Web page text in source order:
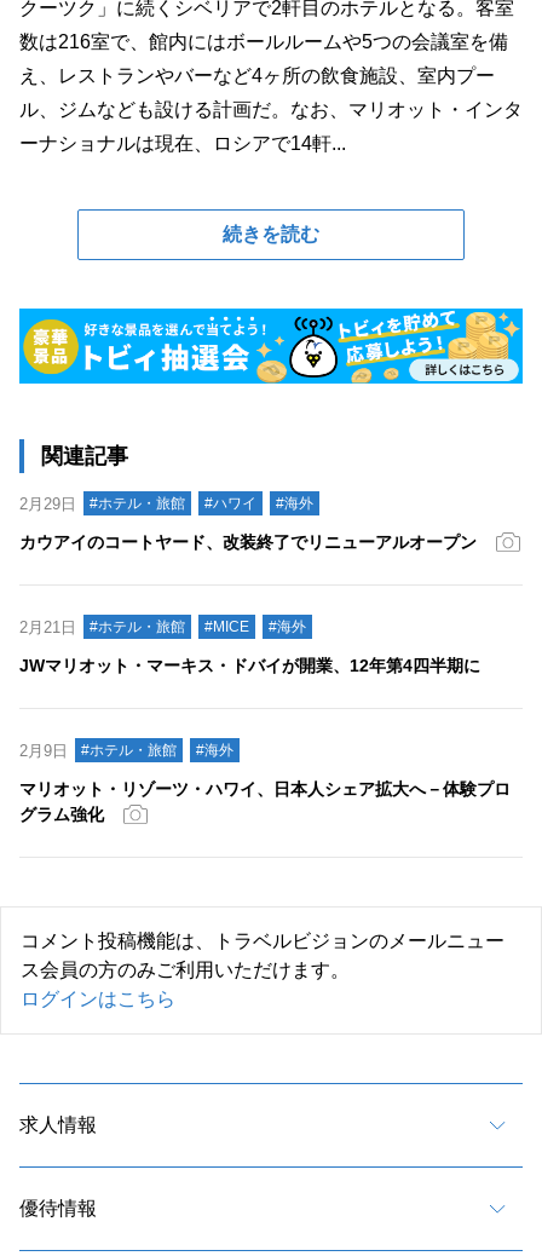
クーツク」に続くシベリアで2軒目のホテルとなる。客室
数は216室で、館内にはボールルームや5つの会議室を備
え、レストランやバーなど4ヶ所の飲食施設、室内プー
ル、ジムなども設ける計画だ。なお、マリオット・インタ
ーナショナルは現在、ロシアで14軒...
続きを読む
関連記事
2月29日 #ホテル・旅館 #ハワイ #海外
カウアイのコートヤード、改装終了でリニューアルオープン
2月21日 #ホテル・旅館 #MICE #海外
JWマリオット・マーキス・ドバイが開業、12年第4四半期に
2月9日 #ホテル・旅館 #海外
マリオット・リゾーツ・ハワイ、日本人シェア拡大へ－体験プロ
グラム強化
コメント投稿機能は、トラベルビジョンのメールニュー
ス会員の方のみご利用いただけます。
ログインはこちら
求人情報
優待情報